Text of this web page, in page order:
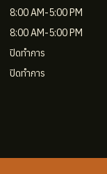
8:00 AM-5:00 PM
8:00 AM-5:00 PM
ปิดทำการ
ปิดทำการ